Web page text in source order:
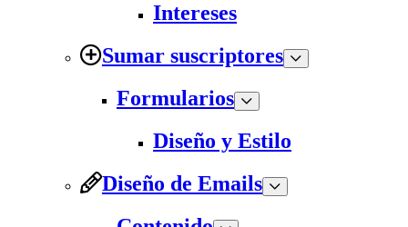
Intereses
Sumar suscriptores
Formularios
Diseño y Estilo
Diseño de Emails